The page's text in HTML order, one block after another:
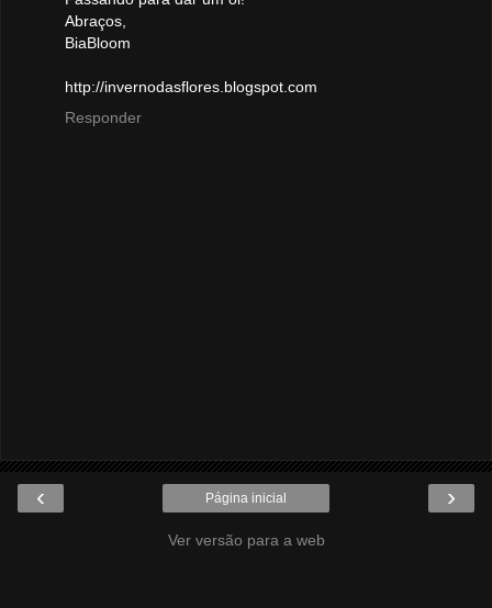
Abraços,
BiaBloom
http://invernodasflores.blogspot.com
Responder
‹ ›
Página inicial
Ver versão para a web